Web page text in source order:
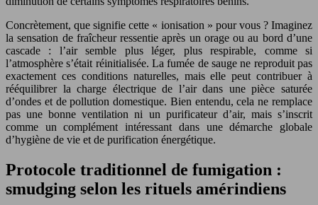
Concrètement, que signifie cette « ionisation » pour vous ? Imaginez
la sensation de fraîcheur ressentie après un orage ou au bord d’une
cascade : l’air semble plus léger, plus respirable, comme si
l’atmosphère s’était réinitialisée. La fumée de sauge ne reproduit pas
exactement ces conditions naturelles, mais elle peut contribuer à
rééquilibrer la charge électrique de l’air dans une pièce saturée
d’ondes et de pollution domestique. Bien entendu, cela ne remplace
pas une bonne ventilation ni un purificateur d’air, mais s’inscrit
comme un complément intéressant dans une démarche globale
d’hygiène de vie et de purification énergétique.
Protocole traditionnel de fumigation :
smudging selon les rituels amérindiens